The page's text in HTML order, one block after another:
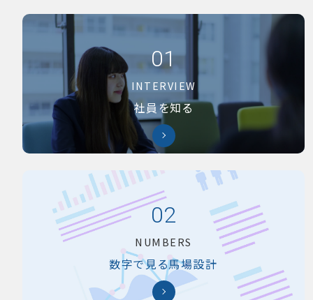
01
INTERVIEW
社員を知る
02
NUMBERS
数字で見る馬場設計